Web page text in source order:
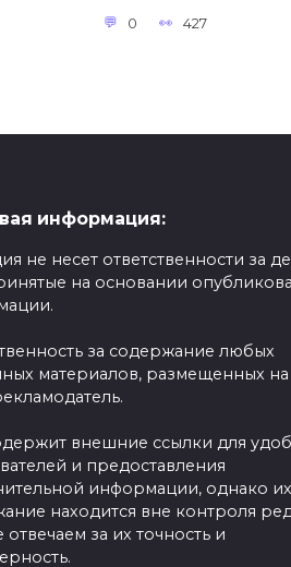
0 427
информация:
не несет ответственности за
на основании
за содержание любых
материалов, размещенных на
внешние ссылки для
и предоставления
информации, однако их
находится вне контроля
отвечаем за их точность и